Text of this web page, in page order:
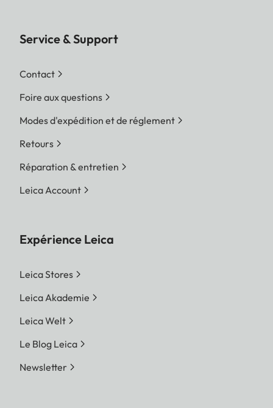
Service & Support
Contact
Foire aux questions
Modes d'expédition et de réglement
Retours
Réparation & entretien
Leica Account
Expérience Leica
Leica Stores
Leica Akademie
Leica Welt
Le Blog Leica
Newsletter